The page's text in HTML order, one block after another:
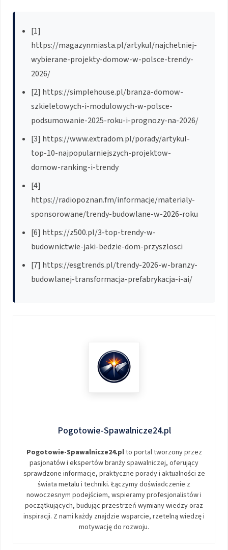
[1]
https://magazynmiasta.pl/artykul/najchetniej-
wybierane-projekty-domow-w-polsce-trendy-
2026/
[2] https://simplehouse.pl/branza-domow-
szkieletowych-i-modulowych-w-polsce-
podsumowanie-2025-roku-i-prognozy-na-2026/
[3] https://www.extradom.pl/porady/artykul-
top-10-najpopularniejszych-projektow-
domow-ranking-i-trendy
[4]
https://radiopoznan.fm/informacje/materialy-
sponsorowane/trendy-budowlane-w-2026-roku
[6] https://z500.pl/3-top-trendy-w-
budownictwie-jaki-bedzie-dom-przyszlosci
[7] https://esgtrends.pl/trendy-2026-w-branzy-
budowlanej-transformacja-prefabrykacja-i-ai/
Pogotowie-Spawalnicze24.pl
Pogotowie-Spawalnicze24.plto portal tworzony przez
pasjonatów i ekspertów branży spawalniczej, oferujący
sprawdzone informacje, praktyczne porady i aktualności ze
świata metalu i techniki. Łączymy doświadczenie z
nowoczesnym podejściem, wspieramy profesjonalistów i
początkujących, budując przestrzeń wymiany wiedzy oraz
inspiracji. Z nami każdy znajdzie wsparcie, rzetelną wiedzę i
motywację do rozwoju.